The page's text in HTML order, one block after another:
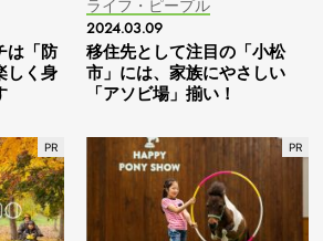
は「防
しく身
ライフ・ピープル
2024.03.09
移住先として注目の「小松
市」には、家族にやさしい
「アソビ場」揃い！